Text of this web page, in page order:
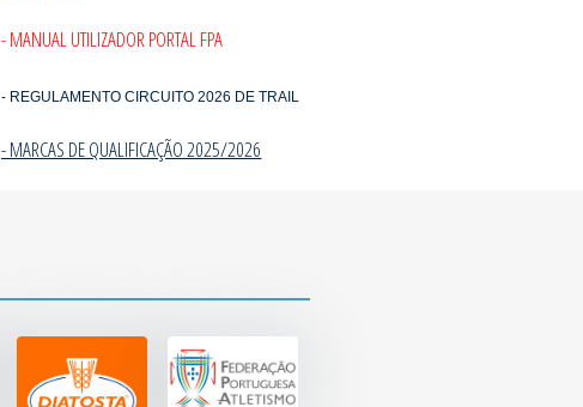
- MANUAL UTILIZADOR PORTAL FPA
- REGULAMENTO CIRCUITO 2026 DE TRAIL
- MARCAS DE QUALIFICAÇÃO 2025/2026